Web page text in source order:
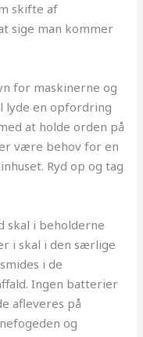
skifte af
sige man kommer
for maskinerne og
lyde en opfordring
at holde orden på
være behov for en
Ryd op og tag
skal i beholderne
i skal i den særlige
i de
Ingen batterier
afleveres på
og